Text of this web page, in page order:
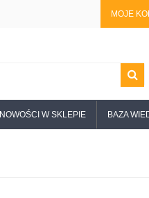
MOJE
NOWOŚCI W SKLEPIE BAZA